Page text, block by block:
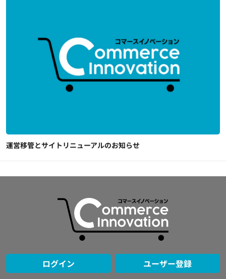
運営移管とサイトリニューアルのお知らせ
ログイン ユーザー登録